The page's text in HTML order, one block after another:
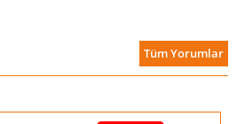
Tüm Yorumlar